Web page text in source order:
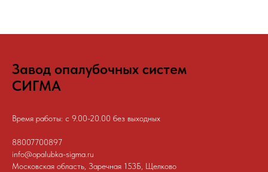
Завод опалубочных систем
СИГМА
Время работы: с 9.00-20.00 без выходных
88007700897
info@opalubka-sigma.ru
Московская область, Заречная 153Б, Щелково